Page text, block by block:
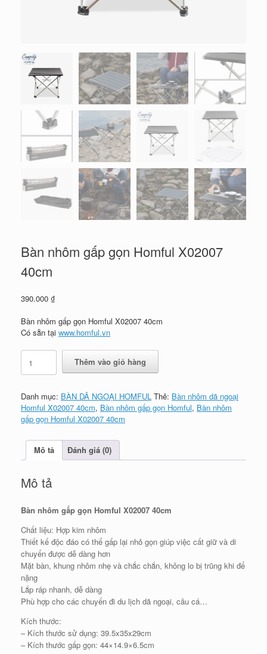
Bàn nhôm gấp gọn Homful X02007
40cm
390.000 ₫
Bàn nhôm gấp gọn Homful X02007 40cm
Có sẵn tại www.homful.vn
Bàn
nhôm
gấp
Homful
X02007
40cm
lượng
Thêm vào giỏ hàng
Danh mục: BÀN DÃ NGOẠI HOMFUL Thẻ: Bàn nhôm dã ngoại
Homful X02007 40cm, Bàn nhôm gấp gọn Homful, Bàn nhôm
gấp gọn Homful X02007 40cm
Mô tả Đánh giá (0)
Mô tả
Bàn nhôm gấp gọn Homful X02007 40cm
Chất liệu: Hợp kim nhôm
Thiết kế độc đáo có thể gấp lại nhỏ gọn giúp việc cất giữ và di
chuyển được dễ dàng hơn
Mặt bàn, khung nhôm nhẹ và chắc chắn, không lo bị trũng khi để
nặng
Lắp ráp nhanh, dễ dàng
Phù hợp cho các chuyến đi du lịch dã ngoại, câu cá…
Kích thước:
– Kích thước sử dụng: 39.5x35x29cm
– Kích thước gấp gọn: 44×14.9×6.5cm